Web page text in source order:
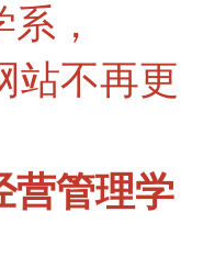
，
站不再更
营管理学